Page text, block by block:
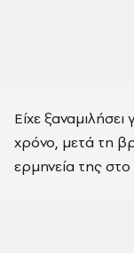
Είχε
χρόνο, μετά τη
ερμηνεία της